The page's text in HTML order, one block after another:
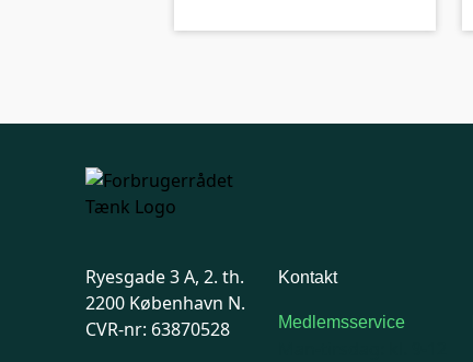
Ryesgade 3 A, 2. th.
2200 København N.
CVR-nr: 63870528
Kontakt
Medlemsservice